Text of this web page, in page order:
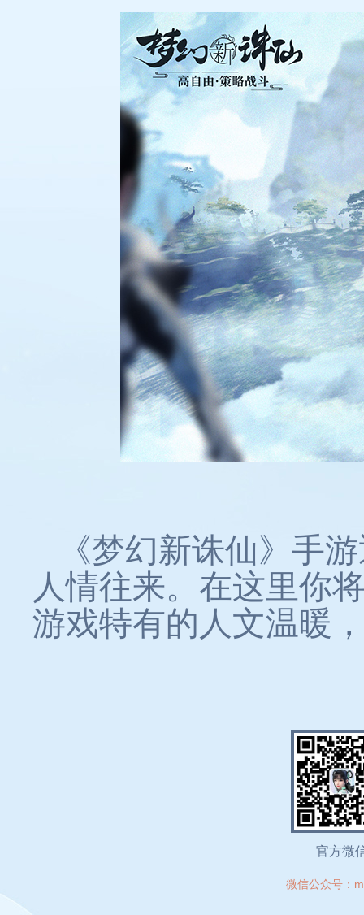
《梦幻新诛仙》手
人情往来。在这里你
游戏特有的人文温暖
官方微
微信公众号：